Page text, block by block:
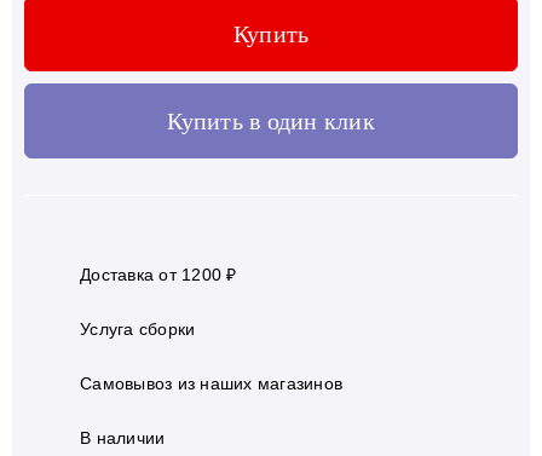
Купить
Купить в один клик
Доставка от 1200 ₽
Услуга сборки
Самовывоз из наших магазинов
В наличии